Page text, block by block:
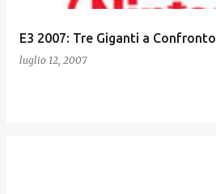
E3 2007: Tre Giganti a Confronto
luglio 12, 2007